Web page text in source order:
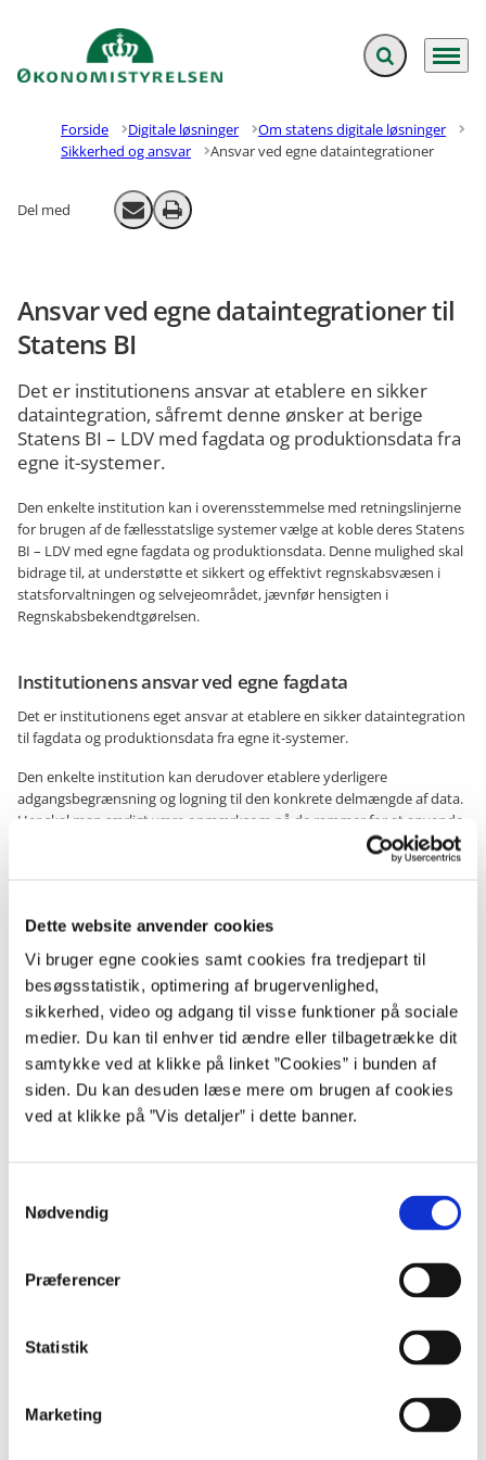
Dette website anvender cookies
Vi bruger egne cookies samt cookies fra tredjepart til
besøgsstatistik, optimering af brugervenlighed,
sikkerhed, video og adgang til visse funktioner på sociale
medier. Du kan til enhver tid ændre eller tilbagetrække dit
samtykke ved at klikke på linket ”Cookies” i bunden af
siden. Du kan desuden læse mere om brugen af cookies
ved at klikke på ”Vis detaljer” i dette banner.
Nødvendig
Præferencer
Statistik
Marketing
Gå til forsiden Fold søgefelt ud
Menu
Forside Digitale løsninger
Om statens digitale løsninger
Sikkerhed og ansvar
Ansvar ved egne dataintegrationer
Del med Send email
Print
Ansvar ved egne dataintegrationer til
Statens BI
Det er institutionens ansvar at etablere en sikker
dataintegration, såfremt denne ønsker at berige
Statens BI – LDV med fagdata og produktionsdata fra
egne it-systemer.
Den enkelte institution kan i overensstemmelse med retningslinjerne
for brugen af de fællesstatslige systemer vælge at koble deres Statens
BI – LDV med egne fagdata og produktionsdata. Denne mulighed skal
bidrage til, at understøtte et sikkert og effektivt regnskabsvæsen i
statsforvaltningen og selvejeområdet, jævnfør hensigten i
Regnskabsbekendtgørelsen.
Institutionens ansvar ved egne fagdata
Det er institutionens eget ansvar at etablere en sikker dataintegration
til fagdata og produktionsdata fra egne it-systemer.
Den enkelte institution kan derudover etablere yderligere
adgangsbegrænsning og logning til den konkrete delmængde af data.
Her skal man særligt være opmærksom på de rammer for at anvende
Statens BI – LDV, der er angivet i hjælpefortegnelsen for systemet.
Økonomistyrelsens BI-enhed kan konkret rådgive om dette.
Brug af data til statistik og analyser i
Økonomistyrelsen
Når Økonomistyrelsen udarbejder statistikker og analyser med
udgangspunkt i data fra Statens BI – LDV, anvender styrelsen alene
metadata.
Kontakt
øvrige spørgsmål om sikkerhed: